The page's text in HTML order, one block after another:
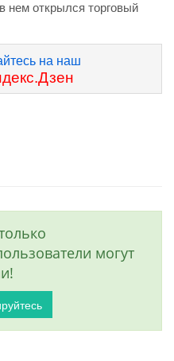
нем открылся торговый
на наш
могут